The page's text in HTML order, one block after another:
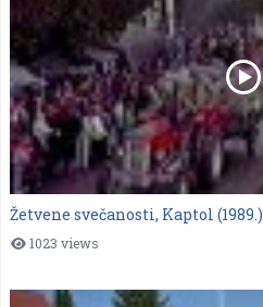
Žetvene svečanosti, Kaptol (1989.)
1023 views